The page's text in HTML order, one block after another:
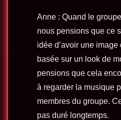
Anne : Quand le
nous pensions que ce
idée d’avoir une
basée sur un look de
pensions que cela
à regarder la musique
membres du groupe.
pas duré longtemps.